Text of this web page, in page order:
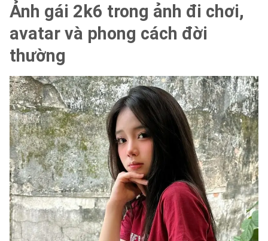
Ảnh gái 2k6 trong ảnh đi chơi,
avatar và phong cách đời
thường